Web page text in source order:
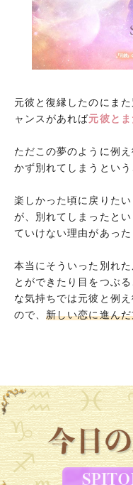
元彼と復縁したのにま
ャンスがあれば元彼と
ただこの夢のように例
かず別れてしまうとい
楽しかった頃に戻りた
が、別れてしまったと
ていけない理由があった
本当にそういった別れ
とができたり目をつぶ
な気持ちでは元彼と例
ので、新しい恋に進ん